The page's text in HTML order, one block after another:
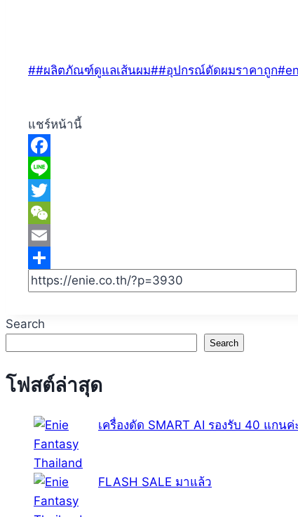
Post
##ผลิตภัณฑ์ดูแลเส้นผม##อุปกรณ์ดัดผมราคาถูก#
แชร์หน้านี้
Facebook
Line
Twitter
WeChat
Email
Share
Search
Search
โฟสต์ล่าสุด
เครื่องดัด SMART AI รองรับ 40 แกนค่
FLASH SALE มาแล้ว